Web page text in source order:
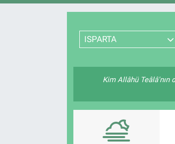
ISPARTA
Kim Allâhü Teâlâ'nın